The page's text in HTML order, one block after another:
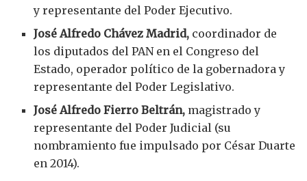
y representante del Poder Ejecutivo.
José Alfredo Chávez Madrid, coordinador de
los diputados del PAN en el Congreso del
Estado, operador político de la gobernadora y
representante del Poder Legislativo.
José Alfredo Fierro Beltrán, magistrado y
representante del Poder Judicial (su
nombramiento fue impulsado por César Duarte
en 2014).